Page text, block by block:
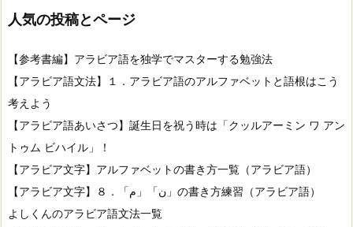
人気の投稿とページ
【参考書編】アラビア語を独学でマスターする勉強法
【アラビア語文法】１．アラビア語のアルファベットと語根はこう
考えよう
【アラビア語あいさつ】誕生日を祝う時は「クッルアーミン ワ アン
トゥム ビハイル」！
【アラビア文字】アルファベットの書き方一覧（アラビア語）
【アラビア文字】８．「م」「ن」の書き方練習（アラビア語）
よしくんのアラビア語文法一覧